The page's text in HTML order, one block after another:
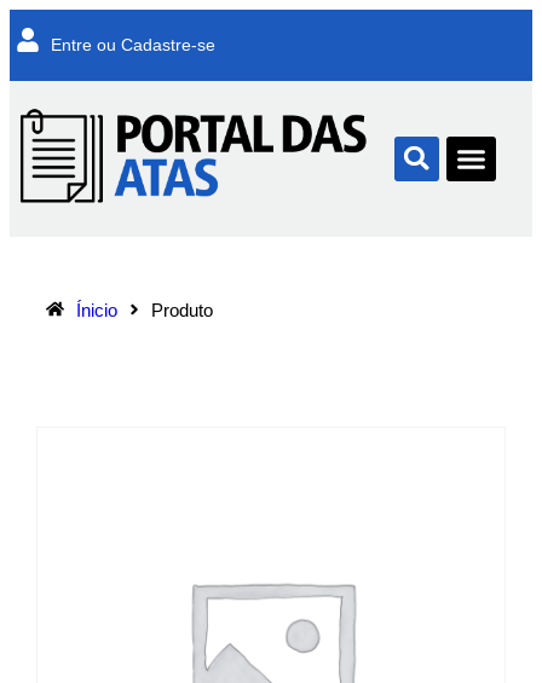
Entre ou Cadastre-se
Ínicio Produto